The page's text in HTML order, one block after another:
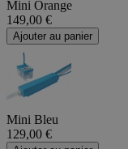
Mini Orange
149,00 €
Ajouter au panier
Mini Bleu
129,00 €